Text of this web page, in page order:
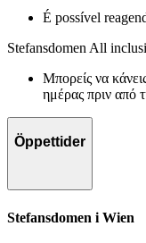
É possível
Stefansdomen All
Μπορείς να
ημέρας πριν από
Öppettider
Stefansdomen i Wien